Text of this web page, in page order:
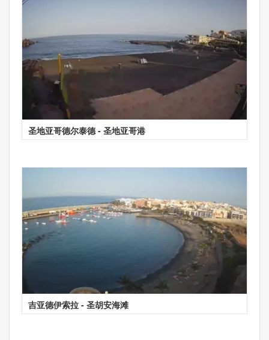
圣地亚哥德尔泰德 - 圣地亚哥港
吉亚德伊索拉 - 圣胡安海滩